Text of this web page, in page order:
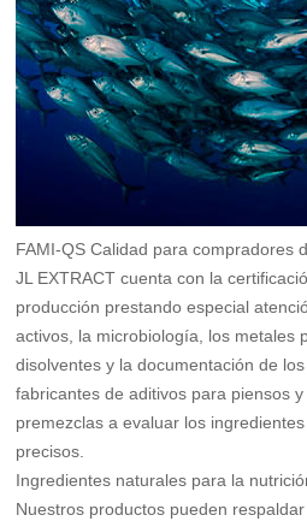
FAMI-QS Calidad para compradores
JL EXTRACT cuenta con la
producción prestando especial
activos, la microbiología, los metales
disolventes y la documentación de
fabricantes de aditivos para piensos
premezclas a evaluar los
precisos.
Ingredientes naturales para la
Nuestros productos pueden